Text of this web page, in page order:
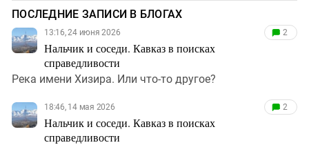
ПОСЛЕДНИЕ ЗАПИСИ В БЛОГАХ
13:16, 24 июня 2026
Нальчик и соседи. Кавказ в поисках
справедливости
2
Река имени Хизира. Или что-то другое?
18:46, 14 мая 2026
Нальчик и соседи. Кавказ в поисках
справедливости
2